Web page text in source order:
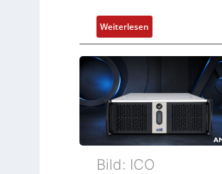
Weiterlesen:
D
r
k
u
s
g
Bild: ICO